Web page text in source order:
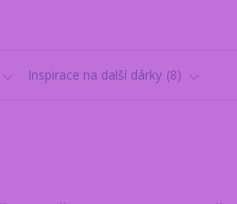
Inspirace na další dárky 8